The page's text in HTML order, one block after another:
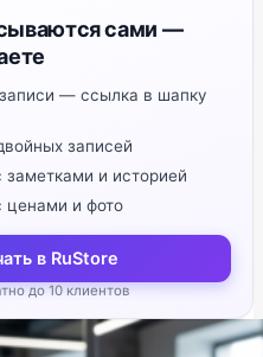
сами —
— ссылка в шапку
записей
заметками и историей
ценами и фото
в RuStore
до 10 клиентов